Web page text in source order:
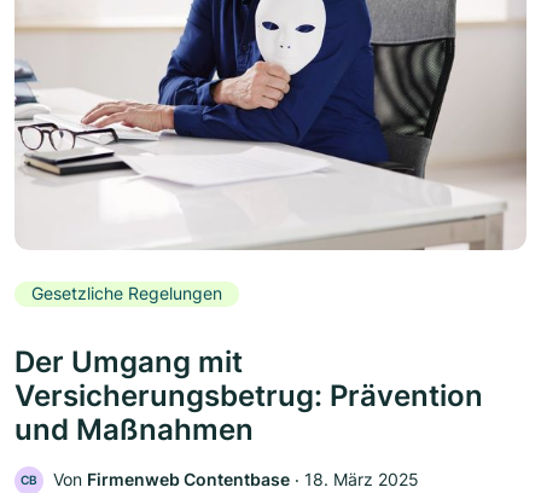
Gesetzliche Regelungen
Der Umgang mit
Versicherungsbetrug: Prävention
und Maßnahmen
CB Von Firmenweb Contentbase ‧ 18. März 2025